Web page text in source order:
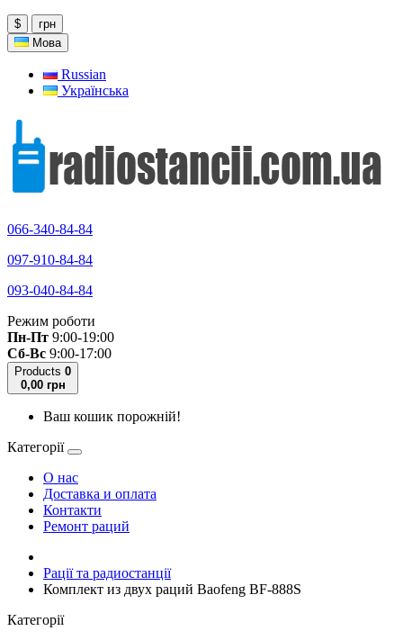
$
грн
Мова
Russian
Українська
066-340-84-84
097-910-84-84
093-040-84-84
Режим роботи
Пн-Пт 9:00-19:00
Сб-Вс 9:00-17:00
Products 0
0,00 грн
Ваш кошик порожній!
Категорії
О нас
Доставка и оплата
Контакти
Ремонт раций
Рації та радиостанції
Комплект из двух раций Baofeng BF-888S
Категорії